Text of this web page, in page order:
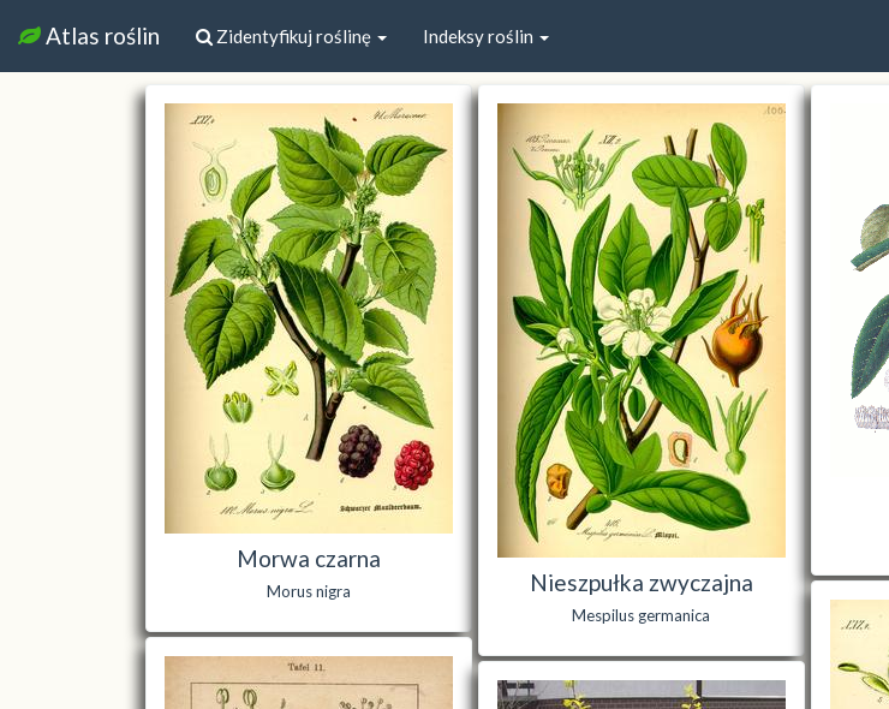
Atlas roślin Zidentyfikuj roślinę Indeksy roślin
Morwa czarna
Morus nigra Nieszpułka zwyczajna
Mespilus germanica